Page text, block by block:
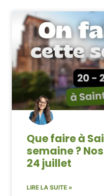
Que faire à
semaine ?
24 juillet
LIRE LA SUITE »